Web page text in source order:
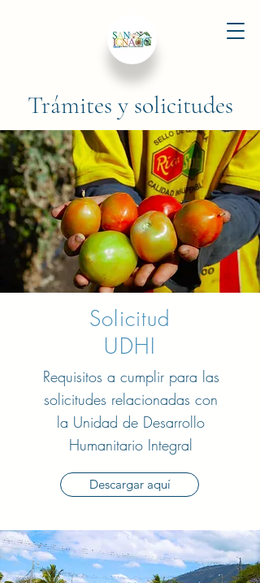
Trámites y solicitudes
Solicitud
UDHI
Requisitos a cumplir para las
solicitudes relacionadas con
la Unidad de Desarrollo
Humanitario Integral
Descargar aquí